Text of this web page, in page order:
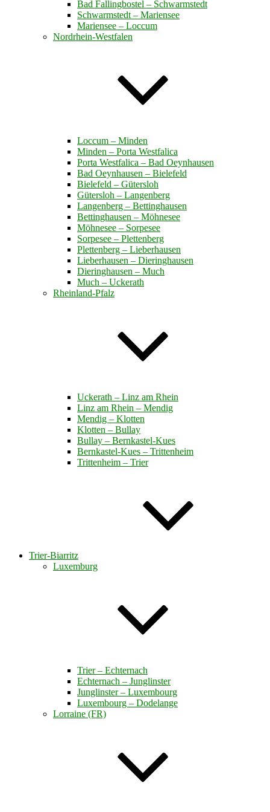
Bad Fallingbostel – Schwarmstedt
Schwarmstedt – Mariensee
Mariensee – Loccum
Nordrhein-Westfalen
Loccum – Minden
Minden – Porta Westfalica
Porta Westfalica – Bad Oeynhausen
Bad Oeynhausen – Bielefeld
Bielefeld – Gütersloh
Gütersloh – Langenberg
Langenberg – Bettinghausen
Bettinghausen – Möhnesee
Möhnesee – Sorpesee
Sorpesee – Plettenberg
Plettenberg – Lieberhausen
Lieberhausen – Dieringhausen
Dieringhausen – Much
Much – Uckerath
Rheinland-Pfalz
Uckerath – Linz am Rhein
Linz am Rhein – Mendig
Mendig – Klotten
Klotten – Bullay
Bullay – Bernkastel-Kues
Bernkastel-Kues – Trittenheim
Trittenheim – Trier
Trier-Biarritz
Luxemburg
Trier – Echternach
Echternach – Junglinster
Junglinster – Luxembourg
Luxembourg – Dodelange
Lorraine (FR)